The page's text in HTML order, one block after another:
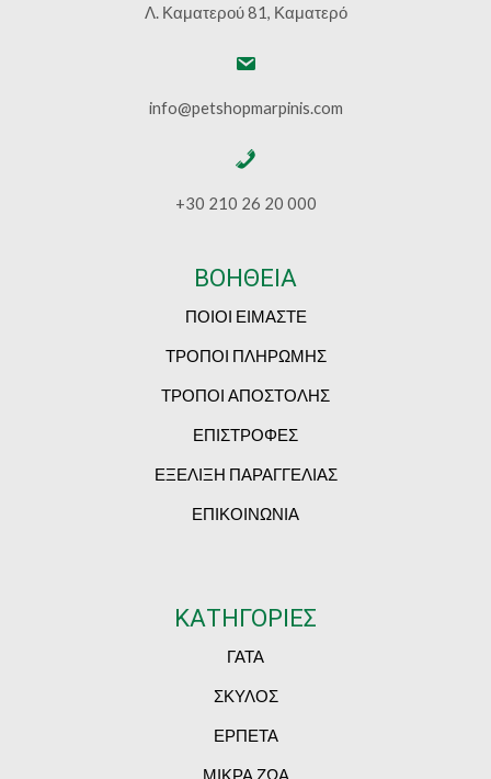
Λ. Καματερού 81, Καματερό
info@petshopmarpinis.com
+30 210 26 20 000
ΒΟΗΘΕΙΑ
ΠΟΙΟΙ ΕΙΜΑΣΤΕ
ΤΡΟΠΟΙ ΠΛΗΡΩΜΗΣ
ΤΡΟΠΟΙ ΑΠΟΣΤΟΛΗΣ
ΕΠΙΣΤΡΟΦΕΣ
ΕΞΕΛΙΞΗ ΠΑΡΑΓΓΕΛΙΑΣ
ΕΠΙΚΟΙΝΩΝΙΑ
ΚΑΤΗΓΟΡΙΕΣ
ΓΑΤΑ
ΣΚΥΛΟΣ
ΕΡΠΕΤΑ
ΜΙΚΡΑ ΖΩΑ